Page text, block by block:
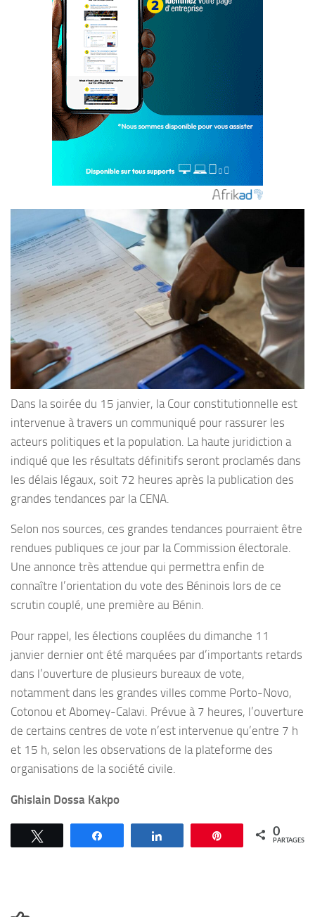
Dans la soirée du 15 janvier, la Cour constitutionnelle est
intervenue à travers un communiqué pour rassurer les
acteurs politiques et la population. La haute juridiction a
indiqué que les résultats définitifs seront proclamés dans
les délais légaux, soit 72 heures après la publication des
grandes tendances par la CENA.
Selon nos sources, ces grandes tendances pourraient être
rendues publiques ce jour par la Commission électorale.
Une annonce très attendue qui permettra enfin de
connaître l’orientation du vote des Béninois lors de ce
scrutin couplé, une première au Bénin.
Pour rappel, les élections couplées du dimanche 11
janvier dernier ont été marquées par d’importants retards
dans l’ouverture de plusieurs bureaux de vote,
notamment dans les grandes villes comme Porto-Novo,
Cotonou et Abomey-Calavi. Prévue à 7 heures, l’ouverture
de certains centres de vote n’est intervenue qu’entre 7 h
et 15 h, selon les observations de la plateforme des
organisations de la société civile.
Ghislain Dossa Kakpo
Épingle 0
PARTAGES